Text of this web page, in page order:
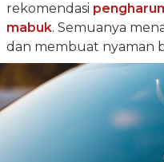
rekomendasi
mabuk. Semuanya
dan membuat nyaman